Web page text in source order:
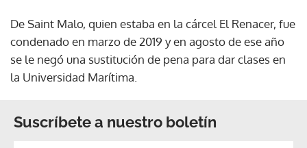
De Saint Malo, quien estaba en la cárcel El Renacer, fue
condenado en marzo de 2019 y en agosto de ese año
se le negó una sustitución de pena para dar clases en
la Universidad Marítima.
Suscríbete a nuestro boletín